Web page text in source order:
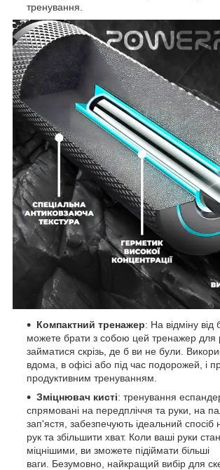
тренування.
Компактний тренажер: На відміну від
можете брати з собою цей тренажер для
займатися скрізь, де б ви не були.
вдома, в офісі або під час подорожей, і
продуктивним тренуванням.
Зміцнювач кисті: тренування
спрямовані на передпліччя та руки, на
зап'ястя, забезпечують ідеальний спосіб
рук та збільшити хват. Коли ваші руки
міцнішими, ви зможете підіймати більші
ваги. Безумовно, найкращий вибір для